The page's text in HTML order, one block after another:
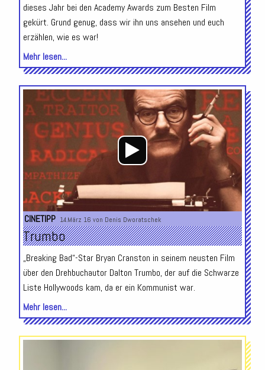
dieses Jahr bei den Academy Awards zum Besten Film
gekürt. Grund genug, dass wir ihn uns ansehen und euch
erzählen, wie es war!
Mehr lesen...
Audio-
Player
CINETIPP 14.März 16 von Denis Dworatschek
Trumbo
„Breaking Bad“-Star Bryan Cranston in seinem neusten Film
über den Drehbuchautor Dalton Trumbo, der auf die Schwarze
Liste Hollywoods kam, da er ein Kommunist war.
Mehr lesen...
Audio-
Player